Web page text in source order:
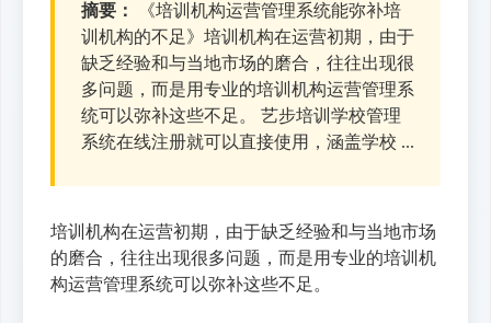
摘要：
《培训机构运营管理系统能弥补培
训机构的不足》培训机构在运营初期，由于
缺乏经验和与当地市场的磨合，往往出现很
多问题，而是用专业的培训机构运营管理系
统可以弥补这些不足。 艺步培训学校管理
系统在线注册就可以直接使用，涵盖学校 ...
培训机构在运营初期，由于缺乏经验和与当地市场
的磨合，往往出现很多问题，而是用专业的培训机
构运营管理系统可以弥补这些不足。